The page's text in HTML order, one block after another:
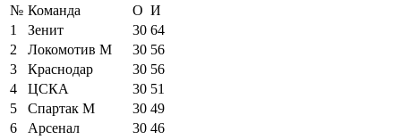
№ Команда О И
1
Зенит 30 64
2
Локомотив М 30 56
3
Краснодар 30 56
4
ЦСКА 30 51
5
Спартак М 30 49
6
Арсенал 30 46